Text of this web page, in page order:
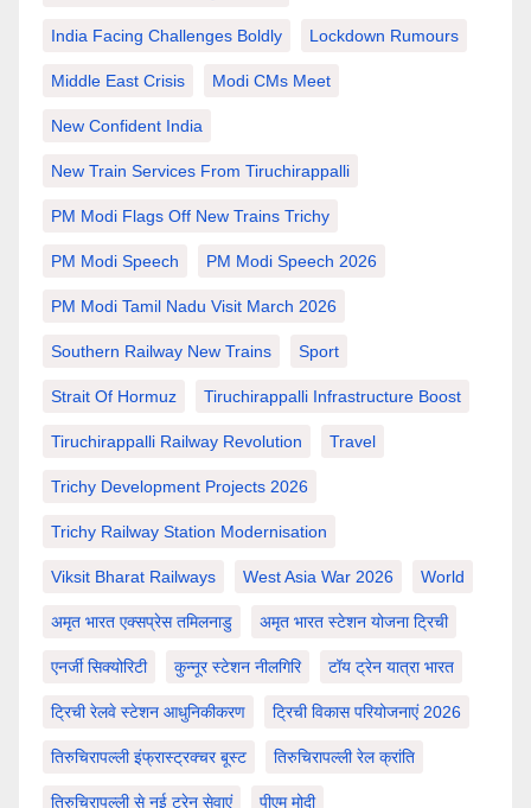
India Facing Challenges Boldly Lockdown Rumours
Middle East Crisis Modi CMs Meet
New Confident India
New Train Services From Tiruchirappalli
PM Modi Flags Off New Trains Trichy
PM Modi Speech PM Modi Speech 2026
PM Modi Tamil Nadu Visit March 2026
Southern Railway New Trains Sport
Strait Of Hormuz Tiruchirappalli Infrastructure Boost
Tiruchirappalli Railway Revolution Travel
Trichy Development Projects 2026
Trichy Railway Station Modernisation
Viksit Bharat Railways West Asia War 2026 World
अमृत भारत एक्सप्रेस तमिलनाडु अमृत भारत स्टेशन योजना ट्रिची
एनर्जी सिक्योरिटी कुन्नूर स्टेशन नीलगिरि टॉय ट्रेन यात्रा भारत
ट्रिची रेलवे स्टेशन आधुनिकीकरण ट्रिची विकास परियोजनाएं 2026
तिरुचिरापल्ली इंफ्रास्ट्रक्चर बूस्ट तिरुचिरापल्ली रेल क्रांति
तिरुचिरापल्ली से नई ट्रेन सेवाएं पीएम मोदी